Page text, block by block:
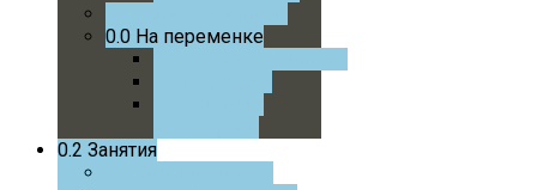
0.0 На переменке
0.2 Занятия